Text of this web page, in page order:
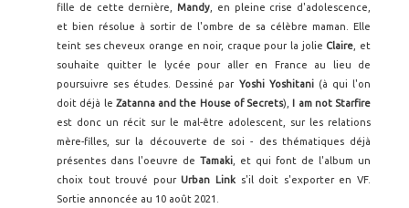
fille de cette dernière, Mandy , en pleine crise d'adolescence,
et bien résolue à sortir de l'ombre de sa célèbre maman. Elle
teint ses cheveux orange en noir, craque pour la jolie Claire , et
souhaite quitter le lycée pour aller en France au lieu de
poursuivre ses études. Dessiné par Yoshi Yoshitani (à qui l'on
doit déjà le Zatanna and the House of Secrets),
I am not Starfire
est donc un récit sur le mal-être adolescent, sur les relations
mère-filles, sur la découverte de soi - des thématiques déjà
présentes dans l'oeuvre de Tamaki , et qui font de l'album un
choix tout trouvé pourUrban Link s'il doit s'exporter en VF.
Sortie annoncée au 10 août 2021.